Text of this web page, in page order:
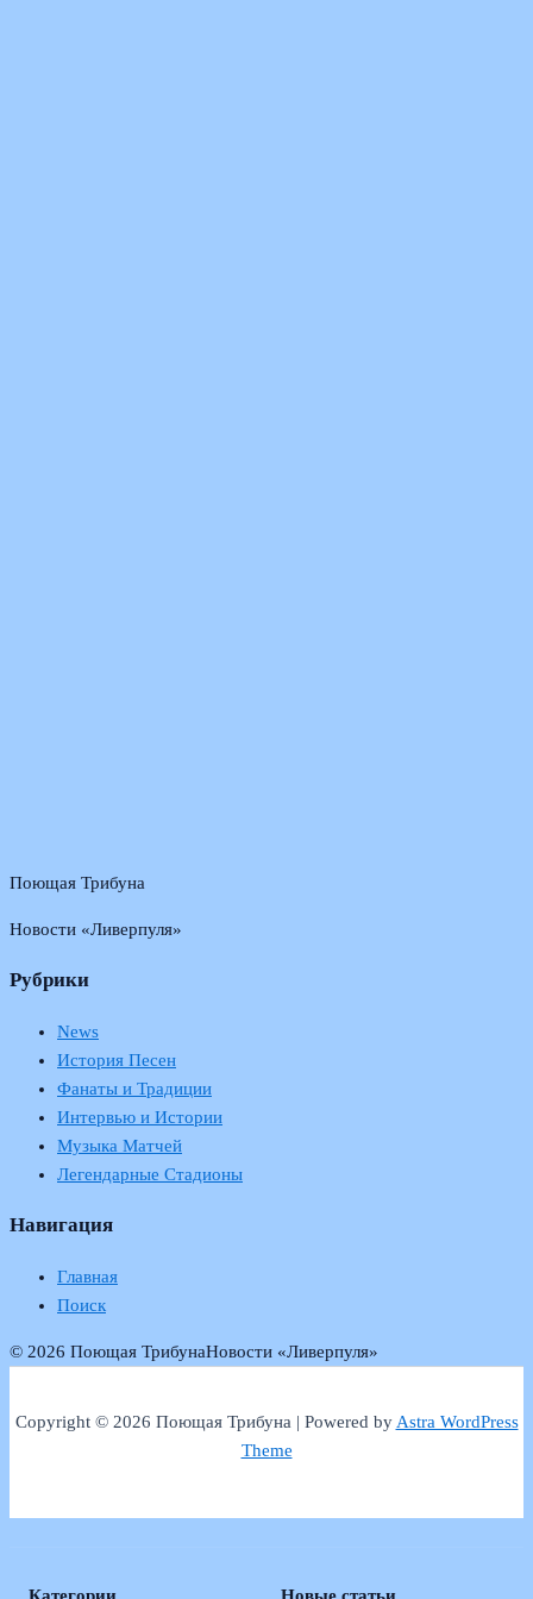
Поющая Трибуна
Новости «Ливерпуля»
Рубрики
News
История Песен
Фанаты и Традиции
Интервью и Истории
Музыка Матчей
Легендарные Стадионы
Навигация
Главная
Поиск
© 2026 Поющая ТрибунаНовости «Ливерпуля»
Copyright © 2026 Поющая Трибуна | Powered byAstra WordPress
Theme